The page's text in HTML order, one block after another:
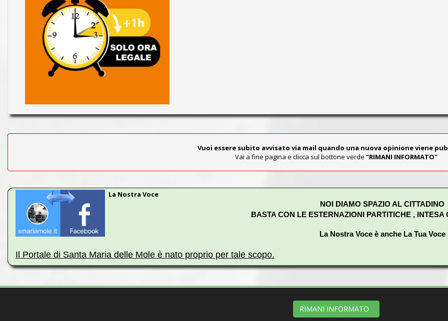
Vuoi essere subito avvisato via mail quando una nuova opinione viene
Vai a fine pagina e clicca sul bottone verde "RIMANI INFORMATO"
La Nostra Voce
NOI DIAMO SPAZIO AL CITTADINO
BASTA CON LE ESTERNAZIONI PARTITICHE , INTESA
La Nostra Voce è anche La Tua Voce
Il Portale di Santa Maria delle Mole è nato proprio per tale scopo.
Sala, Frattocchie e Santa Maria delle Mole.
Portiamo avanti, già da anni e con evidenti risultati, questo impegno in modo assolutamente apolitico ed intendiamo
RIMANI INFORMATO